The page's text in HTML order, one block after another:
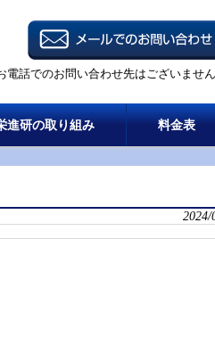
電話でのお問い合わせ先はございません
進研の取り組み 料金表
2024/